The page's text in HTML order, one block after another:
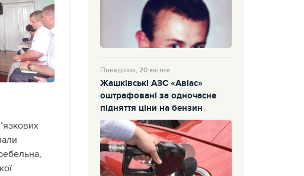
Понеділок, 20 квітня
Жашківські АЗС «Авіас»
оштрафовані за одночасне
підняття ціни на бензин